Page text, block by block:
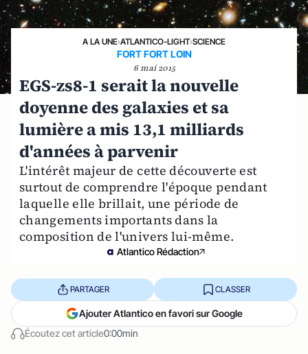
A LA UNE›ATLANTICO-LIGHT›SCIENCE
FORT FORT LOIN
6 mai 2015
EGS-zs8-1 serait la nouvelle
doyenne des galaxies et sa
lumière a mis 13,1 milliards
d'années à parvenir
L'intérêt majeur de cette découverte est
surtout de comprendre l'époque pendant
laquelle elle brillait, une période de
changements importants dans la
composition de l'univers lui-même.
Atlantico Rédaction
Écoutez cet article0:00min
PARTAGER CLASSER
Ajouter Atlantico en favori sur Google